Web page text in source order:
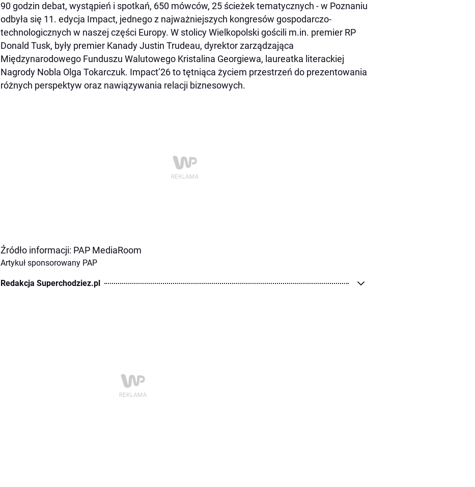
90 godzin debat, wystąpień i spotkań, 650 mówców, 25 ścieżek tematycznych - w Poznaniu
odbyła się 11. edycja Impact, jednego z najważniejszych kongresów gospodarczo-
technologicznych w naszej części Europy. W stolicy Wielkopolski gościli m.in. premier RP
Donald Tusk, były premier Kanady Justin Trudeau, dyrektor zarządzająca
Międzynarodowego Funduszu Walutowego Kristalina Georgiewa, laureatka literackiej
Nagrody Nobla Olga Tokarczuk. Impact’26 to tętniąca życiem przestrzeń do prezentowania
różnych perspektyw oraz nawiązywania relacji biznesowych.
Źródło informacji: PAP MediaRoom
Artykuł sponsorowany PAP
Redakcja Superchodziez.pl